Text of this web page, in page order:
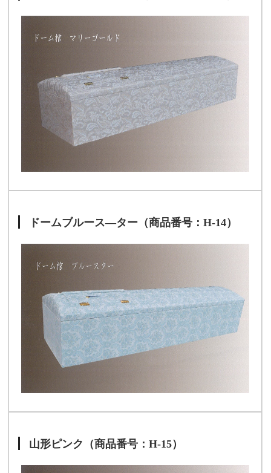
ドームブルース―ター（商品番号：H-14）
山形ピンク（商品番号：H-15）